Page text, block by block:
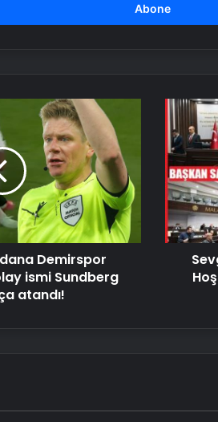
Demirspor
ismi Sundberg
atandı!
Sevgililer
Günü
Kadınlar
Nelerden
Hoşlanır?
Sevgiler
Gününde
Yalnız
Kalmayın!